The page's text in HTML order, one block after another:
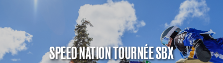
SPEED NATION TOURNÉE SBX